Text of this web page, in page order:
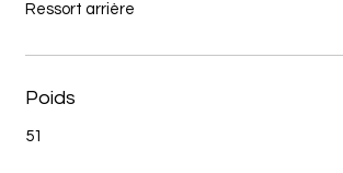
Ressort arrière
Poids
51